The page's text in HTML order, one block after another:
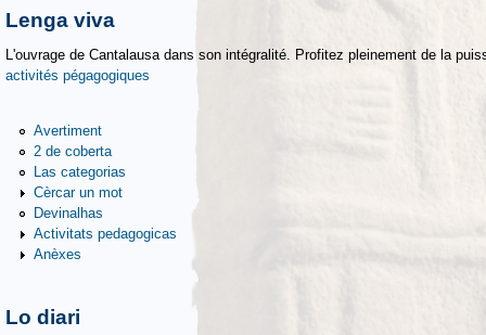
Lenga viva
L'ouvrage de Cantalausa dans son intégralité. Profitez pleinement de la
activités pégagogiques
Avertiment
2 de coberta
Las categorias
Cèrcar un mot
Devinalhas
Activitats pedagogicas
Anèxes
Lo diari